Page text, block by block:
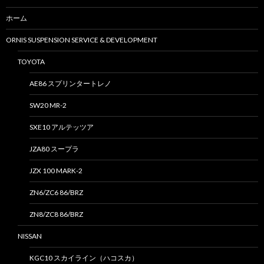
ホーム
ORNIS SUSPENSION SERVICE & DEVELOPMENT
TOYOTA
AE86 スプリンタートレノ
SW20 MR-2
SXE10 アルテッツア
JZA80 スープラ
JZX 100 MARK-2
ZN6/ZC6 86/BRZ
ZN8/ZC8 86/BRZ
NISSAN
KGC10 スカイライン（ハコスカ）